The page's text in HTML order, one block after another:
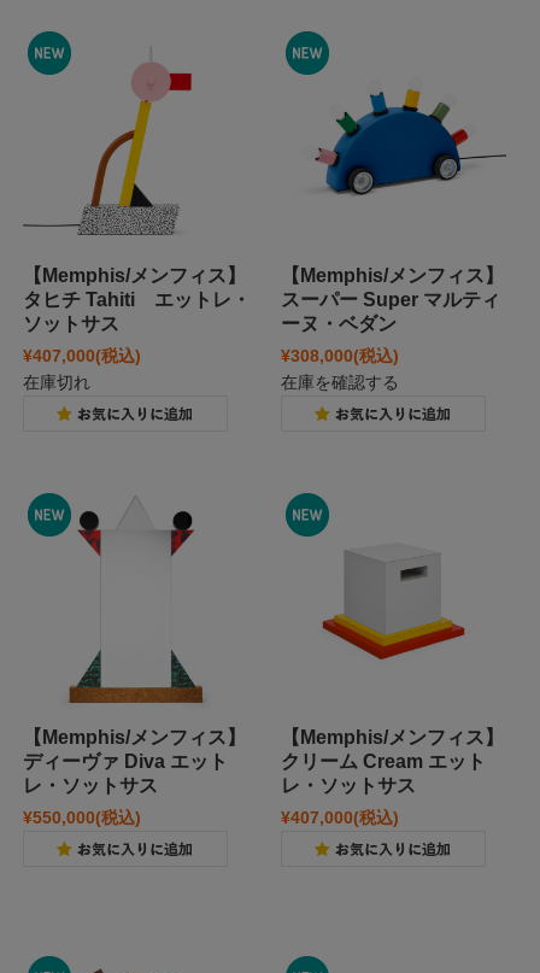
【Memphis/メンフィス】
タヒチ Tahiti エットレ・
ソットサス
¥407,000(税込)
在庫切れ
【Memphis/メンフィス】
スーパー Super マルティ
ーヌ・ベダン
¥308,000(税込)
在庫を確認する
【Memphis/メンフィス】
ディーヴァ Diva エット
レ・ソットサス
¥550,000(税込)
【Memphis/メンフィス】
クリーム Cream エット
レ・ソットサス
¥407,000(税込)